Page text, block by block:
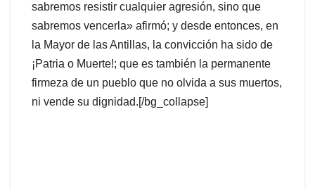
sabremos resistir cualquier agresión, sino que
sabremos vencerla» afirmó; y desde entonces, en
la Mayor de las Antillas, la convicción ha sido de
¡Patria o Muerte!; que es también la permanente
firmeza de un pueblo que no olvida a sus muertos,
ni vende su dignidad.[/bg_collapse]